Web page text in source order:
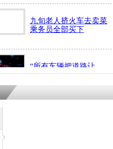
九旬老人挤火车去卖菜
乘务员全部买下
“所有车辆把道路让
开！”儿童突发疾病交